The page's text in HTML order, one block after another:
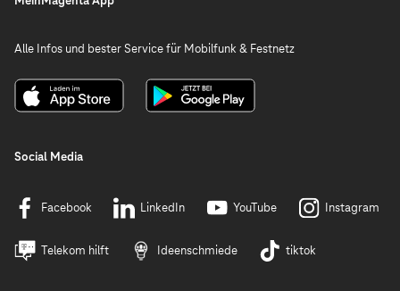
Alle Infos und bester Service für Mobilfunk & Festnetz
Social Media
Facebook LinkedIn YouTube Instagram
Telekom hilft Ideenschmiede tiktok